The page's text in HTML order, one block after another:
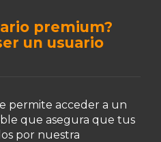
premium?
un usuario
permite acceder a un
que asegura que tus
por nuestra